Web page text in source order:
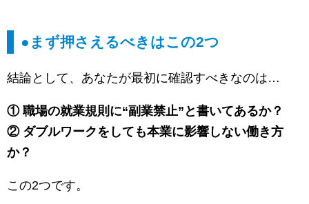
●まず押さえるべきはこの2つ
結論として、あなたが最初に確認すべきなのは…
① 職場の就業規則に“副業禁止”と書いてあるか？
② ダブルワークをしても本業に影響しない働き方
か？
この2つです。